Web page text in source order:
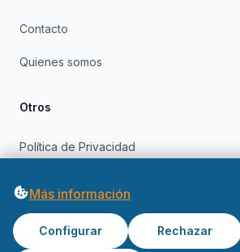
Contacto
Quienes somos
Otros
Política de Privacidad
Más información
Configurar Rechazar